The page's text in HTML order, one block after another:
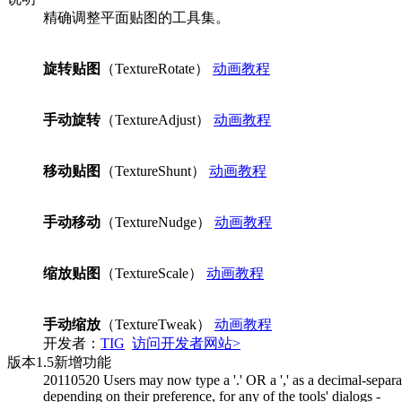
精确调整平面贴图的工具集。
旋转贴图 （TextureRotate） 动画教程
手动旋转（TextureAdjust） 动画教程
移动贴图 （TextureShunt） 动画教程
手动移动 （TextureNudge） 动画教程
缩放贴图 （TextureScale） 动画教程
手动缩放 （TextureTweak）
动画教程
开发者： TIG 访问开发者网站>
版本1.5新增功能
20110520 Users may now type a '.' OR a ',' as a decimal-
depending on their preference, for any of the tools' dialogs -